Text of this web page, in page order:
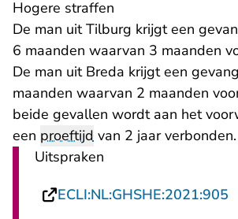
Hogere straffen
De man uit Tilburg krijgt een
6 maanden waarvan 3 maanden
De man uit Breda krijgt een
maanden waarvan 2 maanden
beide gevallen wordt aan het
een proeftijd van 2 jaar verbonden.
Uitspraken
ECLI:NL:GHSHE:2021:905